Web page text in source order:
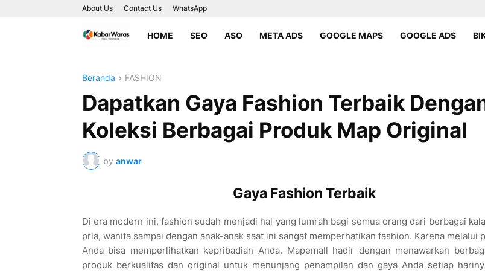
About Us Contact Us WhatsApp
HOME SEO ASO META ADS GOOGLE MAPS GOOGLE ADS
Beranda FASHION
Dapatkan Gaya Fashion Terbaik
Koleksi Berbagai Produk Map Original
by anwar
Gaya Fashion Terbaik
Di era modern ini, fashion sudah menjadi hal yang lumrah bagi semua orang dari berbagai
pria, wanita sampai dengan anak-anak saat ini sangat memperhatikan fashion. Karena melalui
Anda bisa memperlihatkan kepribadian Anda. Mapemall hadir dengan menawarkan
produk berkualitas dan original untuk menunjang penampilan dan gaya Anda setiap